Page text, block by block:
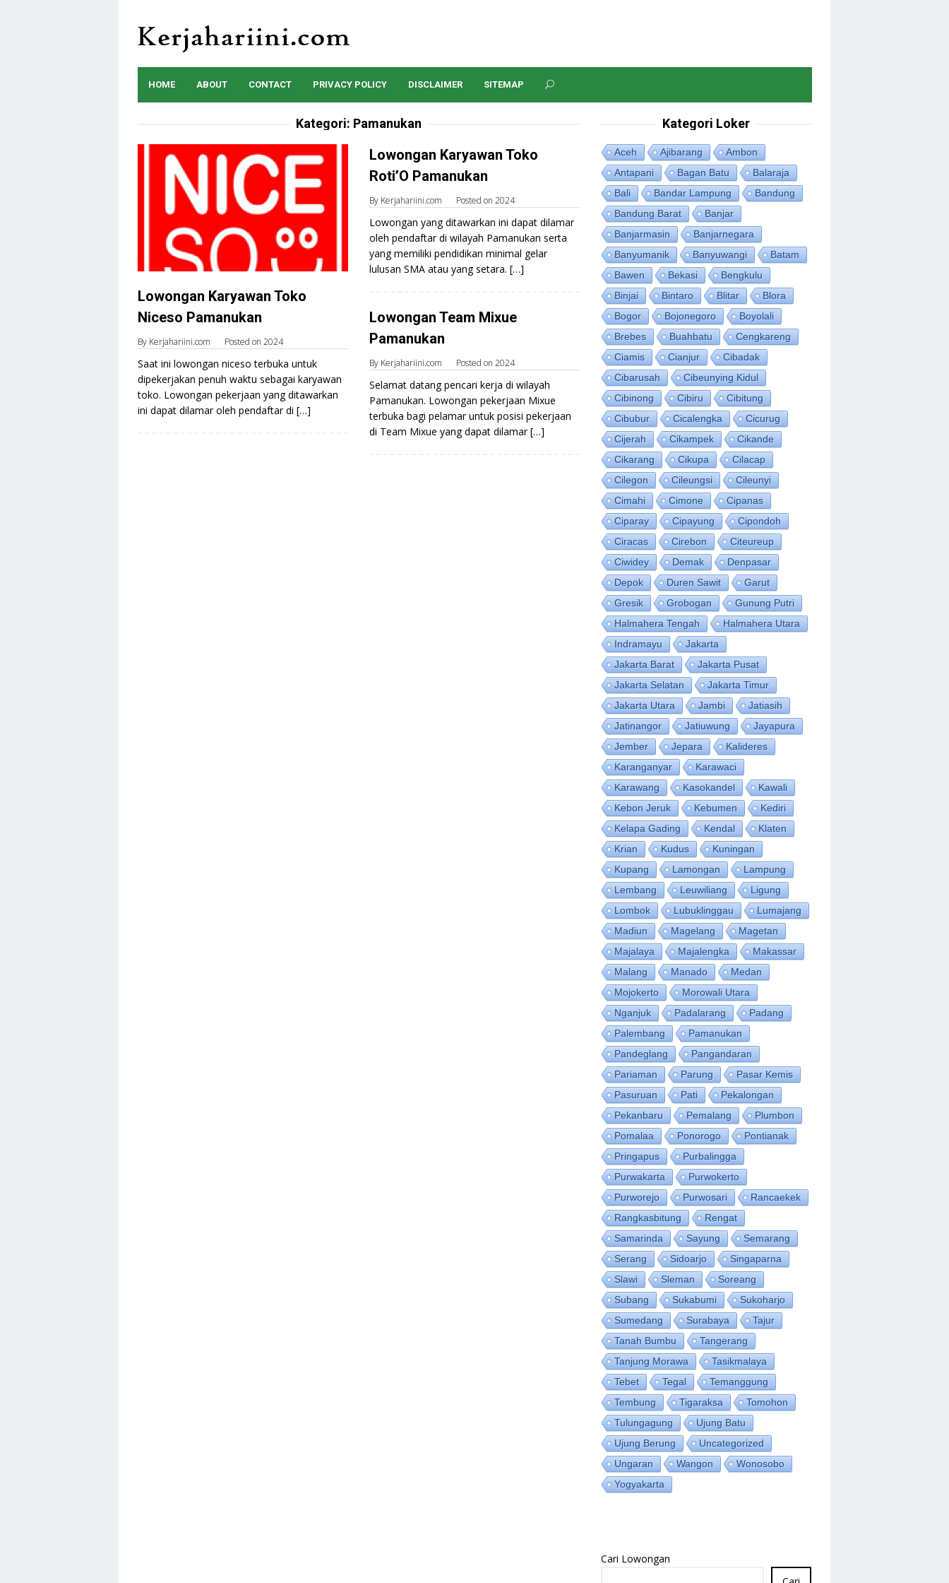
content
HOME ABOUT CONTACT PRIVACY POLICY DISCLAIMER SITEMAP
Kategori: Pamanukan
Lowongan Karyawan Toko
Niceso Pamanukan
By Kerjahariini.com Posted on 2024
Saat ini lowongan niceso terbuka untuk
dipekerjakan penuh waktu sebagai karyawan
toko. Lowongan pekerjaan yang ditawarkan
ini dapat dilamar oleh pendaftar di […]
Lowongan Karyawan Toko
Roti’O Pamanukan
By Kerjahariini.com Posted on 2024
Lowongan yang ditawarkan ini dapat dilamar
oleh pendaftar di wilayah Pamanukan serta
yang memiliki pendidikan minimal gelar
lulusan SMA atau yang setara. […]
Lowongan Team Mixue
Pamanukan
By Kerjahariini.com Posted on 2024
Selamat datang pencari kerja di wilayah
Pamanukan. Lowongan pekerjaan Mixue
terbuka bagi pelamar untuk posisi pekerjaan
di Team Mixue yang dapat dilamar […]
Kategori Loker
Aceh Ajibarang
Ambon
Antapani
Bagan Batu
Balaraja
Bali
Bandar Lampung
Bandung
Bandung Barat
Banjar
Banjarmasin
Banjarnegara
Banyumanik
Banyuwangi
Batam
Bawen
Bekasi
Bengkulu
Binjai
Bintaro Blitar
Blora
Bogor
Bojonegoro
Boyolali
Brebes
Buahbatu
Cengkareng
Ciamis
Cianjur
Cibadak
Cibarusah
Cibeunying Kidul
Cibinong
Cibiru
Cibitung
Cibubur
Cicalengka
Cicurug
Cijerah
Cikampek
Cikande
Cikarang
Cikupa
Cilacap
Cilegon
Cileungsi
Cileunyi
Cimahi
Cimone
Cipanas
Ciparay
Cipayung
Cipondoh
Ciracas
Cirebon
Citeureup
Ciwidey
Demak
Denpasar
Depok
Duren Sawit
Garut
Gresik
Grobogan
Gunung Putri
Halmahera Tengah
Halmahera Utara
Indramayu
Jakarta
Jakarta Barat
Jakarta Pusat
Jakarta Selatan
Jakarta Timur
Jakarta Utara
Jambi
Jatiasih
Jatinangor
Jatiuwung
Jayapura
Jember
Jepara
Kalideres
Karanganyar
Karawaci
Karawang
Kasokandel
Kawali
Kebon Jeruk
Kebumen
Kediri
Kelapa Gading
Kendal
Klaten
Krian
Kudus
Kuningan
Kupang
Lamongan
Lampung
Lembang
Leuwiliang
Ligung
Lombok
Lubuklinggau
Lumajang
Madiun
Magelang
Magetan
Majalaya
Majalengka
Makassar
Malang
Manado
Medan
Mojokerto
Morowali Utara
Nganjuk
Padalarang
Padang
Palembang
Pamanukan
Pandeglang
Pangandaran
Pariaman
Parung
Pasar Kemis
Pasuruan
Pati
Pekalongan
Pekanbaru
Pemalang
Plumbon
Pomalaa
Ponorogo
Pontianak
Pringapus
Purbalingga
Purwakarta
Purwokerto
Purworejo
Purwosari
Rancaekek
Rangkasbitung
Rengat
Samarinda
Sayung
Semarang
Serang
Sidoarjo
Singaparna
Slawi
Sleman
Soreang
Subang
Sukabumi
Sukoharjo
Sumedang
Surabaya
Tajur
Tanah Bumbu
Tangerang
Tanjung Morawa
Tasikmalaya
Tebet
Tegal
Temanggung
Tembung
Tigaraksa
Tomohon
Tulungagung
Ujung Batu
Ujung Berung
Uncategorized
Ungaran
Wangon
Wonosobo
Yogyakarta
Cari Lowongan